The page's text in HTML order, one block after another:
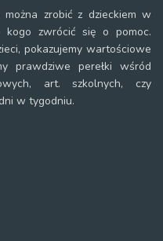
zrobić z dzieckiem w
kogo zwrócić się o pomoc.
pokazujemy wartościowe
prawdziwe perełki wśród
art. szkolnych, czy
w tygodniu.